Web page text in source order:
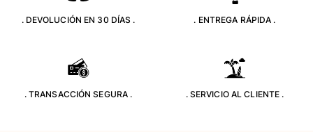
Clásico ultra ligero
Camiseta de baño
Trajes de baño mágicos
Ver todo Trajes de baño
. DEVOLUCIÓN EN 30 DÍAS . . ENTREGA RÁPIDA .
. TRANSACCIÓN SEGURA . . SERVICIO AL CLIENTE .